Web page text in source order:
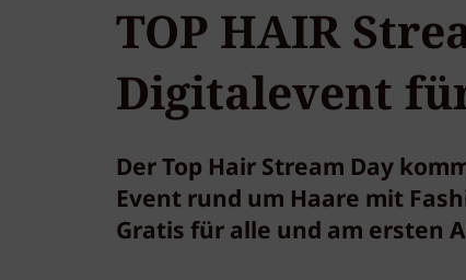
TOP HAIR
Digitalevent
Der Top Hair Stream Day
Event rund um Haare mit
Gratis für alle und am ersten